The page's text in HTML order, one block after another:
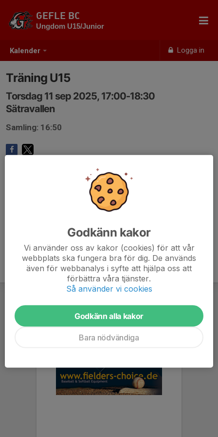
Kalender Logga in
GEFLE BC
Ungdom U15/Junior
Träning U15
Torsdag 11 sep 2025, 17:00-18:30
Sätravallen
Samling: 16:50
Godkänn kakor
Vi använder oss av kakor (cookies) för att vår
webbplats ska fungera bra för dig. De används
även för webbanalys i syfte att hjälpa oss att
förbättra våra tjänster.
Så använder vi cookies
Godkänn alla kakor
Bara nödvändiga